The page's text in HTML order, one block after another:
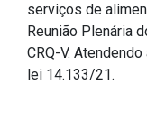
serviços de
Reunião Plenária
CRQ-V.
lei 14.133/21.